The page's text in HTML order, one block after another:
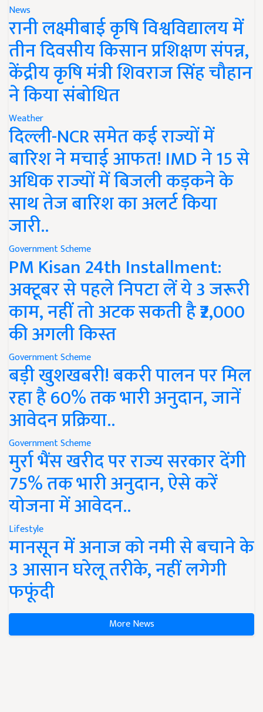
News
रानी लक्ष्मीबाई कृषि विश्वविद्यालय में
तीन दिवसीय किसान प्रशिक्षण संपन्न,
केंद्रीय कृषि मंत्री शिवराज सिंह चौहान
ने किया संबोधित
Weather
दिल्ली-NCR समेत कई राज्यों में
बारिश ने मचाई आफत! IMD ने 15 से
अधिक राज्यों में बिजली कड़कने के
साथ तेज बारिश का अलर्ट किया
जारी..
Government Scheme
PM Kisan 24th Installment:
अक्टूबर से पहले निपटा लें ये 3 जरूरी
काम, नहीं तो अटक सकती है ₹2,000
की अगली किस्त
Government Scheme
बड़ी खुशखबरी! बकरी पालन पर मिल
रहा है 60% तक भारी अनुदान, जानें
आवेदन प्रक्रिया..
Government Scheme
मुर्रा भैंस खरीद पर राज्य सरकार देंगी
75% तक भारी अनुदान, ऐसे करें
योजना में आवेदन..
Lifestyle
मानसून में अनाज को नमी से बचाने के
3 आसान घरेलू तरीके, नहीं लगेगी
फफूंदी
More News